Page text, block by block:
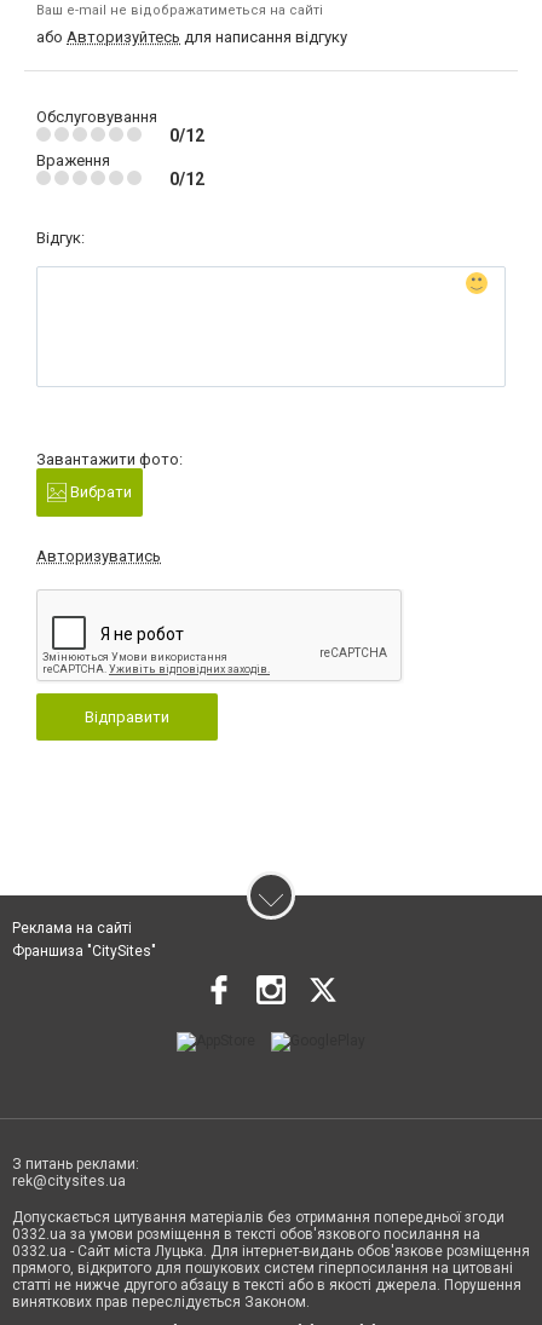
Ваш e-mail не відображатиметься на сайті
або Авторизуйтесь для написання відгуку
Обслуговування
0/12
Враження
0/12
Відгук:
Завантажити фото:
Вибрати
Авторизуватись
Відправити
Реклама на сайті
Франшиза "CitySites"
З питань реклами:
rek@citysites.ua
Допускається цитування матеріалів без отримання попередньої згоди
0332.ua за умови розміщення в тексті обов'язкового посилання на
0332.ua - Сайт міста Луцька. Для інтернет-видань обов'язкове розміщення
прямого, відкритого для пошукових систем гіперпосилання на цитовані
статті не нижче другого абзацу в тексті або в якості джерела. Порушення
виняткових прав переслідується Законом.